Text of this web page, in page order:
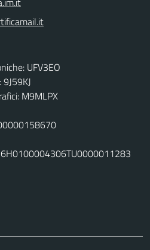
UFV3EO
M9MLPX